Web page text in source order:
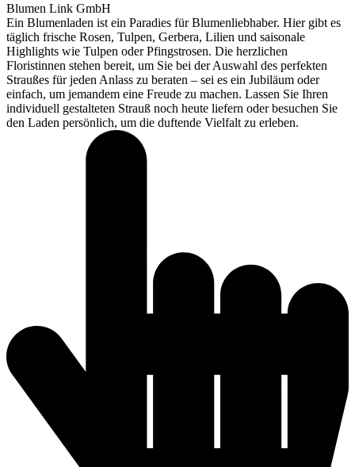
Blumen Link GmbH
Ein Blumenladen ist ein Paradies für Blumenliebhaber. Hier gibt es
täglich frische Rosen, Tulpen, Gerbera, Lilien und saisonale
Highlights wie Tulpen oder Pfingstrosen. Die herzlichen
Floristinnen stehen bereit, um Sie bei der Auswahl des perfekten
Straußes für jeden Anlass zu beraten – sei es ein Jubiläum oder
einfach, um jemandem eine Freude zu machen. Lassen Sie Ihren
individuell gestalteten Strauß noch heute liefern oder besuchen Sie
den Laden persönlich, um die duftende Vielfalt zu erleben.